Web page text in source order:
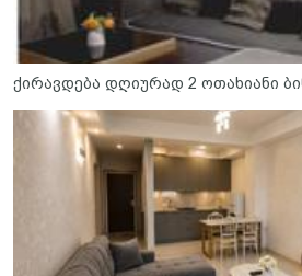
ქირავდება დღიურად 2 ოთახიანი